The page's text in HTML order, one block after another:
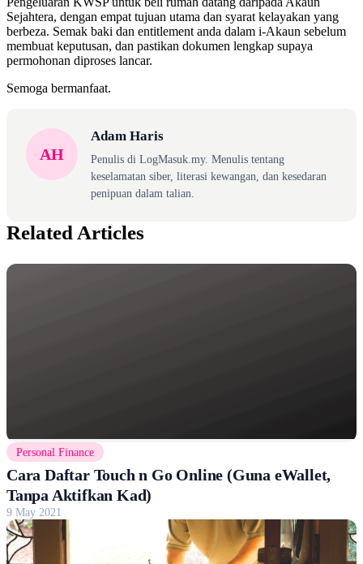
Sejahtera, dengan empat tujuan utama dan syarat kelayakan yang
berbeza. Semak baki dan entitlement anda dalam i-Akaun sebelum
membuat keputusan, dan pastikan dokumen lengkap supaya
permohonan diproses lancar.
Semoga bermanfaat.
AH
Adam Haris
Penulis di LogMasuk.my. Menulis tentang
keselamatan siber, literasi kewangan, dan kesedaran
penipuan dalam talian.
Related Articles
Personal Finance
Cara Daftar Touch n Go Online (Guna eWallet,
Tanpa Aktifkan Kad)
9 May 2021